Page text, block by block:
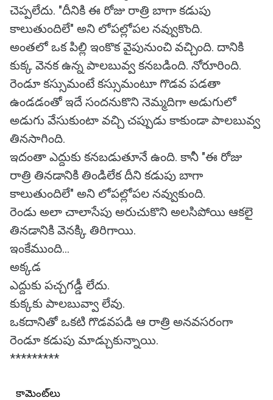
చెప్పలేదు. "దీనికి ఈ రోజు రాత్రి బాగా కడుపు
కాలుతుందిలే" అని లోపల్లోపల నవ్వుకొంది.
అంతలో ఒక పిల్లి ఇంకొక వైపునుంచి వచ్చింది. దానికి
కుక్క వెనక ఉన్న పాలబువ్వ కనబడింది. నోరూరింది.
రెండూ కస్సుమంటే కస్సుమంటూ గొడవ పడతా
ఉండడంతో ఇదే సందనుకొని నెమ్మదిగా అడుగులో
అడుగు వేసుకుంటా వచ్చి చప్పుడు కాకుండా పాలబువ్వ
తినసాగింది.
ఇదంతా ఎద్దుకు కనబడుతూనే ఉంది. కానీ "ఈ రోజు
రాత్రి తినడానికి తిండిలేక దీని కడుపు బాగా
కాలుతుందిలే" అని లోపల్లోపల నవ్వుకుంది.
రెండు అలా చాలాసేపు అరుచుకొని అలసిపోయి ఆకలై
తినడానికి వెనక్కి తిరిగాయి.
ఇంకేముంది...
అక్కడ
ఎద్దుకు పచ్చగడ్డీ లేదు.
కుక్కకు పాలబువ్వా లేవు.
ఒకదానితో ఒకటి గొడవపడి ఆ రాత్రి అనవసరంగా
రెండూ కడుపు మాడ్చుకున్నాయి.
*********
కామెంట్‌లు